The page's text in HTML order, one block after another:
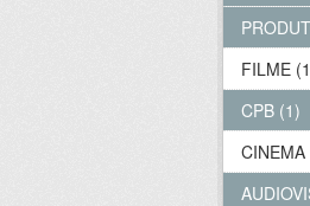
FILME
CPB (1)
CINEMA